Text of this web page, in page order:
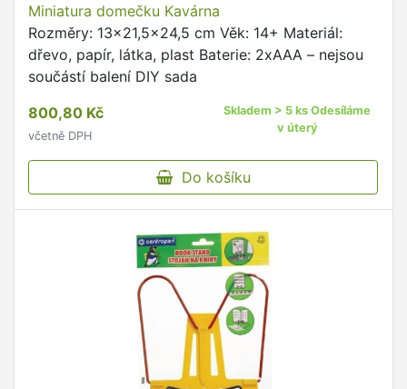
Miniatura domečku Kavárna
Rozměry: 13x21,5x24,5 cm Věk: 14+ Materiál:
dřevo, papír, látka, plast Baterie: 2xAAA – nejsou
součástí balení DIY sada
800,80 Kč
včetně DPH
Skladem > 5 ks Odesíláme
v úterý
Do košíku